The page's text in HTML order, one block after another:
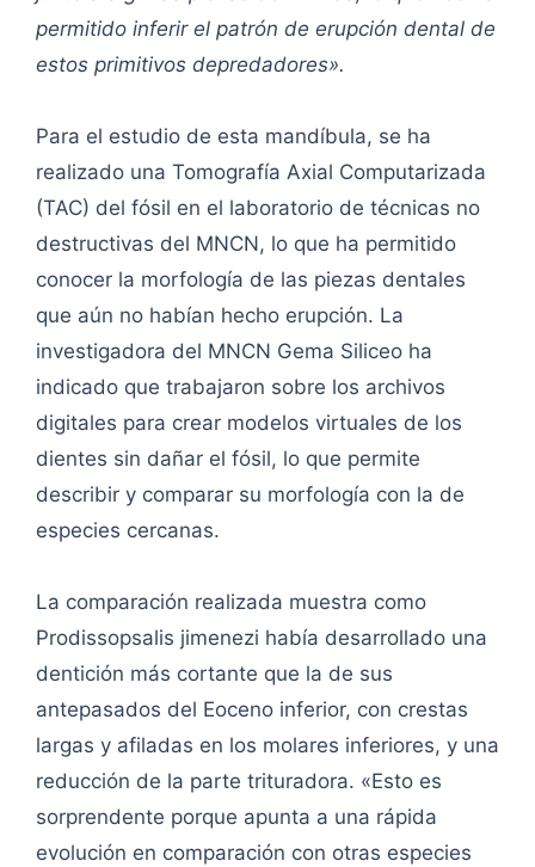
permitido inferir el patrón de erupción dental de
estos primitivos depredadores».
Para el estudio de esta mandíbula, se ha
realizado una Tomografía Axial Computarizada
(TAC) del fósil en el laboratorio de técnicas no
destructivas del MNCN, lo que ha permitido
conocer la morfología de las piezas dentales
que aún no habían hecho erupción. La
investigadora del MNCN Gema Siliceo ha
indicado que trabajaron sobre los archivos
digitales para crear modelos virtuales de los
dientes sin dañar el fósil, lo que permite
describir y comparar su morfología con la de
especies cercanas.
La comparación realizada muestra como
Prodissopsalis jimenezi había desarrollado una
dentición más cortante que la de sus
antepasados del Eoceno inferior, con crestas
largas y afiladas en los molares inferiores, y una
reducción de la parte trituradora. «Esto es
sorprendente porque apunta a una rápida
evolución en comparación con otras especies